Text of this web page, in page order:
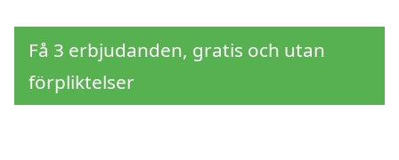
Få 3 erbjudanden, gratis och utan
förpliktelser